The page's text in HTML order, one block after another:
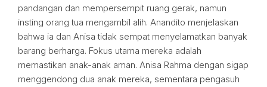
pandangan dan mempersempit ruang gerak, namun
insting orang tua mengambil alih. Anandito menjelaskan
bahwa ia dan Anisa tidak sempat menyelamatkan banyak
barang berharga. Fokus utama mereka adalah
memastikan anak-anak aman. Anisa Rahma dengan sigap
menggendong dua anak mereka, sementara pengasuh